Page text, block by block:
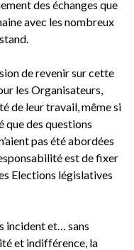
des échanges que
avec les nombreux
de revenir sur cette
les Organisateurs,
de leur travail, même si
des questions
pas été abordées
est de fixer
Elections législatives
incident et… sans
et indifférence, la